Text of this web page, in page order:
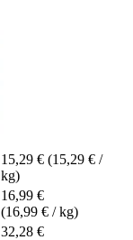
15,29 € (15,29 € /
kg)
16,99 €
(16,99 € / kg)
32,28 €